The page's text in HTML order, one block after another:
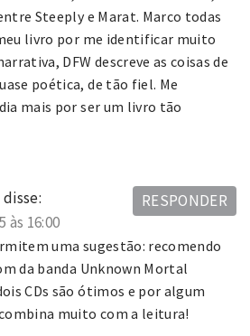
Steeply e Marat. Marco todas
livro por me identificar muito
DFW descreve as coisas de
poética, de tão fiel. Me
mais por ser um livro tão
disse:
às 16:00
uma sugestão: recomendo
da banda Unknown Mortal
CDs são ótimos e por algum
muito com a leitura!
RESPONDER